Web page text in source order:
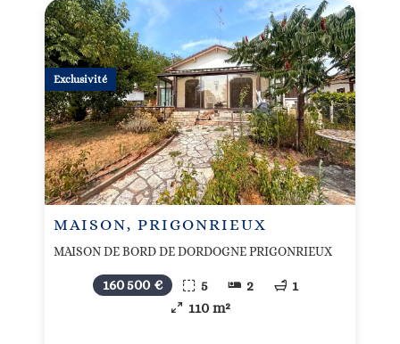
MAISON, PRIGONRIEUX
MAISON DE BORD DE DORDOGNE PRIGONRIEUX
160 500 € 5 2
1
110 m²
Exclusivité